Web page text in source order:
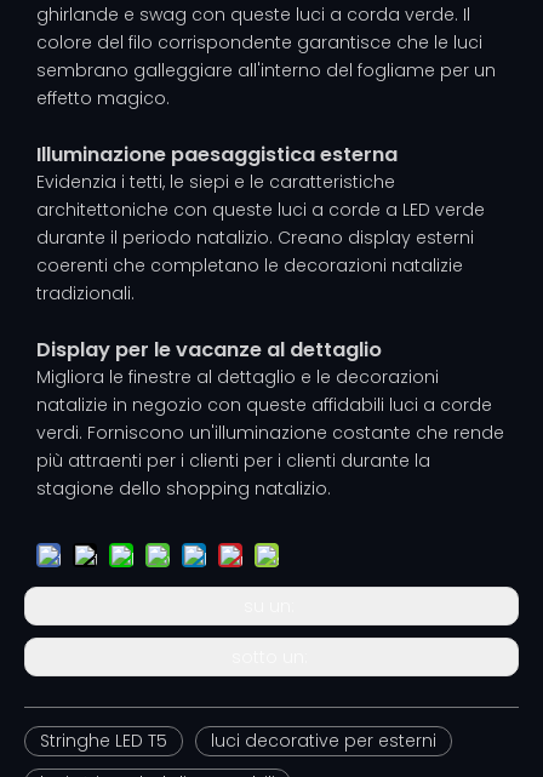
ghirlande e swag con queste luci a corda verde. Il
colore del filo corrispondente garantisce che le luci
sembrano galleggiare all'interno del fogliame per un
effetto magico.
Illuminazione paesaggistica esterna
Evidenzia i tetti, le siepi e le caratteristiche
architettoniche con queste luci a corde a LED verde
durante il periodo natalizio. Creano display esterni
coerenti che completano le decorazioni natalizie
tradizionali.
Display per le vacanze al dettaglio
Migliora le finestre al dettaglio e le decorazioni
natalizie in negozio con queste affidabili luci a corde
verdi. Forniscono un'illuminazione costante che rende
più attraenti per i clienti per i clienti durante la
stagione dello shopping natalizio.
Stringhe LED T5
luci decorative per esterni